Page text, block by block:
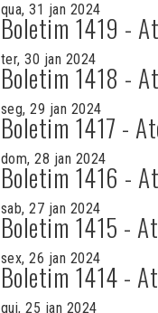
qua, 31 jan 2024
Boletim 1419 -
ter, 30 jan 2024
Boletim 1418 -
seg, 29 jan 2024
Boletim 1417 -
dom, 28 jan 2024
Boletim 1416 -
sab, 27 jan 2024
Boletim 1415 -
sex, 26 jan 2024
Boletim 1414 -
qui, 25 jan 2024